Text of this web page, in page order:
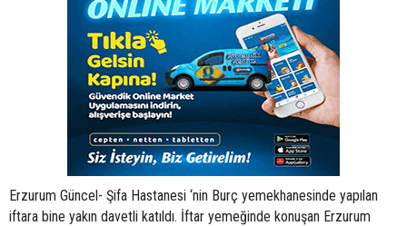
Erzurum Güncel- Şifa Hastanesi ‘nin Burç yemekhanesinde yapılan
iftara bine yakın davetli katıldı. İftar yemeğinde konuşan Erzurum